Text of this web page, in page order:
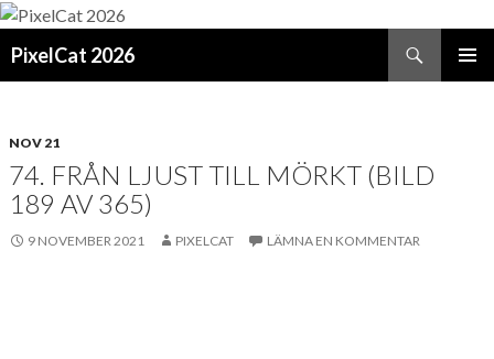
PixelCat 2026
NOV 21
74. FRÅN LJUST TILL MÖRKT (BILD
189 AV 365)
9 NOVEMBER 2021 PIXELCAT LÄMNA EN KOMMENTAR